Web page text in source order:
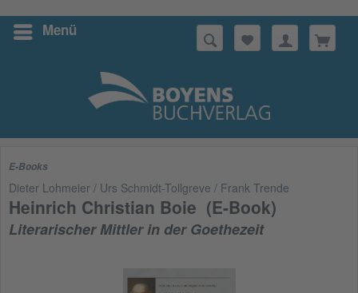
Menü
E-Books
Dieter Lohmeier / Urs Schmidt-Tollgreve / Frank Trende
Heinrich Christian Boie (E-Book)
Literarischer Mittler in der Goethezeit